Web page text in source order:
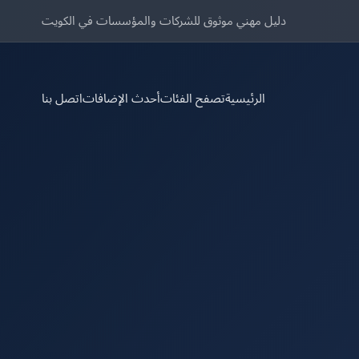
دليل مهني موثوق للشركات والمؤسسات في الكويت
الرئيسيةتصفح الفئاتأحدث الإضافاتاتصل بنا